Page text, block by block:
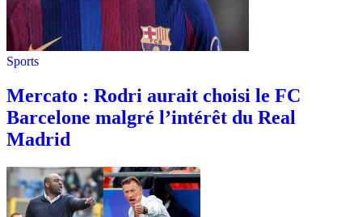
Sports
Mercato : Rodri aurait choisi le FC
Barcelone malgré l’intérêt du Real
Madrid